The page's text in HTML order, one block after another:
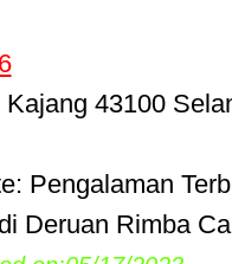
43100
Pengalaman
Deruan Rimba